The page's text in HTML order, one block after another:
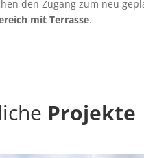
den Zugang zum neu
mit Terrasse.
Projekte